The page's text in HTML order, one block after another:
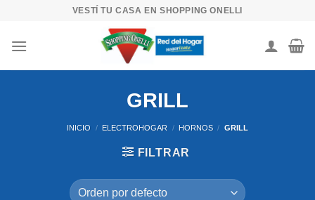
content
VESTÍ TU CASA EN SHOPPING ONELLI
GRILL
INICIO / ELECTROHOGAR / HORNOS / GRILL
FILTRAR